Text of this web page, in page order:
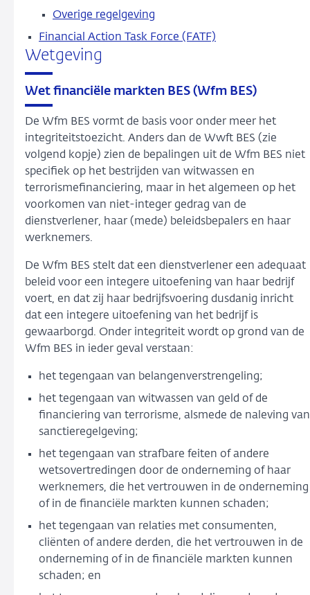
Overige regelgeving
Financial Action Task Force (FATF)
Wetgeving
Wet financiële markten BES (Wfm BES)
De Wfm BES vormt de basis voor onder meer het
integriteitstoezicht. Anders dan de Wwft BES (zie
volgend kopje) zien de bepalingen uit de Wfm BES niet
specifiek op het bestrijden van witwassen en
terrorismefinanciering, maar in het algemeen op het
voorkomen van niet-integer gedrag van de
dienstverlener, haar (mede) beleidsbepalers en haar
werknemers.
De Wfm BES stelt dat een dienstverlener een adequaat
beleid voor een integere uitoefening van haar bedrijf
voert, en dat zij haar bedrijfsvoering dusdanig inricht
dat een integere uitoefening van het bedrijf is
gewaarborgd. Onder integriteit wordt op grond van de
Wfm BES in ieder geval verstaan:
het tegengaan van belangenverstrengeling;
het tegengaan van witwassen van geld of de
financiering van terrorisme, alsmede de naleving van
sanctieregelgeving;
het tegengaan van strafbare feiten of andere
wetsovertredingen door de onderneming of haar
werknemers, die het vertrouwen in de onderneming
of in de financiële markten kunnen schaden;
het tegengaan van relaties met consumenten,
cliënten of andere derden, die het vertrouwen in de
onderneming of in de financiële markten kunnen
schaden; en